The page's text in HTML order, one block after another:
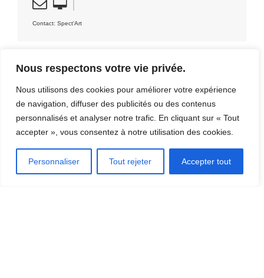
Nous respectons votre vie privée.
Nous utilisons des cookies pour améliorer votre expérience
de navigation, diffuser des publicités ou des contenus
personnalisés et analyser notre trafic. En cliquant sur « Tout
accepter », vous consentez à notre utilisation des cookies.
Personnaliser Tout rejeter Accepter tout
Contact: Spect'Art
DÉCOUVRIR LA RÉGION
[CLIQUEZ ICI]